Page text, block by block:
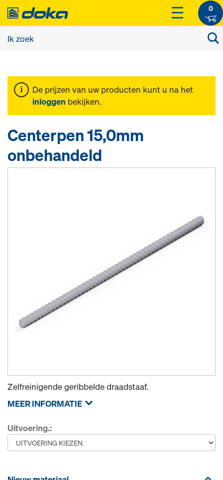
0
De prijzen van uw producten kunt u na het
inloggen bekijken.
Centerpen 15,0mm
onbehandeld
Zelfreinigende geribbelde draadstaaf.
MEER INFORMATIE
Uitvoering.: